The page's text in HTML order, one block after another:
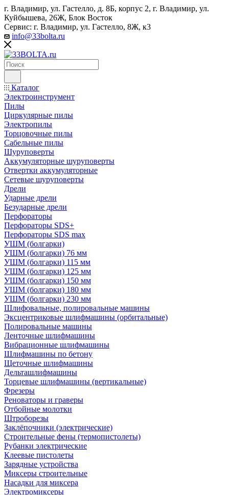
г. Владимир, ул. Гастелло, д. 8Б, корпус 2, г. Владимир, ул. ​
Куйбышева, 26Ж, Блок Восток
Сервис: г. Владимир, ул. Гастелло, 8Ж, к3
info@33bolta.ru
Каталог
Электроинструмент
Пилы
Циркулярные пилы
Электропилы
Торцовочные пилы
Сабельные пилы
Шуруповерты
Аккумуляторные шуруповерты
Отвертки аккумуляторные
Сетевые шуруповерты
Дрели
Ударные дрели
Безударные дрели
Перфораторы
Перфораторы SDS+
Перфораторы SDS max
УШМ (болгарки)
УШМ (болгарки) 76 мм
УШМ (болгарки) 115 мм
УШМ (болгарки) 125 мм
УШМ (болгарки) 150 мм
УШМ (болгарки) 180 мм
УШМ (болгарки) 230 мм
Шлифовальные, полировальные машины
Эксцентриковые шлифмашины (орбитальные)
Полировальные машины
Ленточные шлифмашины
Вибрационные шлифмашины
Шлифмашины по бетону
Щеточные шлифмашины
Дельташлифмашины
Торцевые шлифмашины (вертикальные)
Фрезеры
Реноваторы и граверы
Отбойные молотки
Штроборезы
Заклёпочники (электрические)
Строительные фены (термопистолеты)
Рубанки электрические
Клеевые пистолеты
Зарядные устройства
Миксеры строительные
Насадки для миксера
Электромиксеры